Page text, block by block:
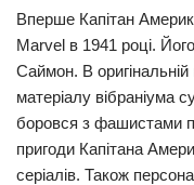
Курйози
Суспільство
Культура
Шоу-біз
#Війна
Вперше Капітан
Marvel в 1941 році.
Саймон. В
матеріалу вібраніума
боровся з фашистами
пригоди Капітана
серіалів. Також